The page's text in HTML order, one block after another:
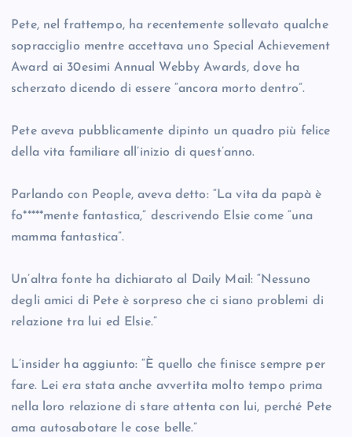
Pete, nel frattempo, ha recentemente sollevato qualche
sopracciglio mentre accettava uno Special Achievement
Award ai 30esimi Annual Webby Awards, dove ha
scherzato dicendo di essere “ancora morto dentro”.
Pete aveva pubblicamente dipinto un quadro più felice
della vita familiare all’inizio di quest’anno.
Parlando con People, aveva detto: “La vita da papà è
fo*****mente fantastica,” descrivendo Elsie come “una
mamma fantastica”.
Un’altra fonte ha dichiarato al Daily Mail: “Nessuno
degli amici di Pete è sorpreso che ci siano problemi di
relazione tra lui ed Elsie.”
L’insider ha aggiunto: “È quello che finisce sempre per
fare. Lei era stata anche avvertita molto tempo prima
nella loro relazione di stare attenta con lui, perché Pete
ama autosabotare le cose belle.”